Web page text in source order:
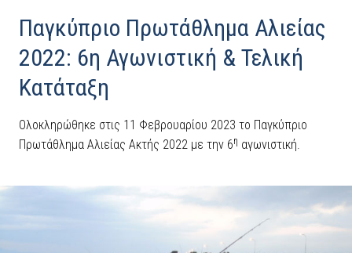
Παγκύπριο Πρωτάθλημα Αλιείας
2022: 6η Αγωνιστική & Τελική
Κατάταξη
Ολοκληρώθηκε στις 11 Φεβρουαρίου 2023 το Παγκύπριο
Πρωτάθλημα Αλιείας Ακτής 2022 με την 6η αγωνιστική.